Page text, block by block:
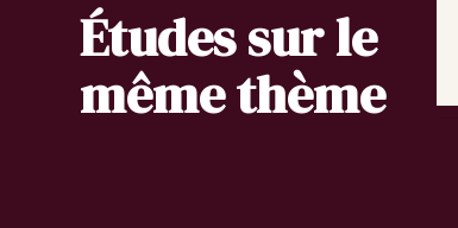
Études sur le
même thème